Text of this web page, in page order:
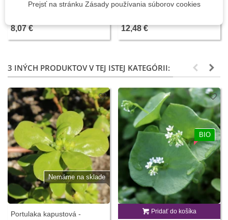
Prípravok proti slimákom -
8,07 €
Sadiaci kolík - celokovový - 1
12,48 €
3 INÝCH PRODUKTOV V TEJ ISTEJ KATEGÓRII:
Nemáme na sklade
Portulaka kapustová -
BIO
Pridať do košíka
Prejsť na stránku Zásady používania súborov cookies